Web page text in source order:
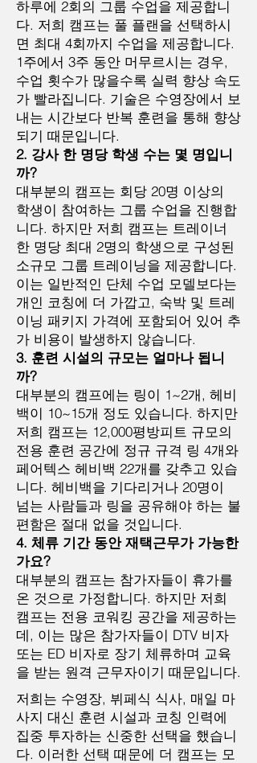
하루에 2회의 그룹 수업을 제공합니
다. 저희 캠프는 풀 플랜을 선택하시
면 최대 4회까지 수업을 제공합니다.
1주에서 3주 동안 머무르시는 경우,
수업 횟수가 많을수록 실력 향상 속도
가 빨라집니다. 기술은 수영장에서 보
내는 시간보다 반복 훈련을 통해 향상
되기 때문입니다.
2. 강사 한 명당 학생 수는 몇 명입니
까?
대부분의 캠프는 회당 20명 이상의
학생이 참여하는 그룹 수업을 진행합
니다. 하지만 저희 캠프는 트레이너
한 명당 최대 2명의 학생으로 구성된
소규모 그룹 트레이닝을 제공합니다.
이는 일반적인 단체 수업 모델보다는
개인 코칭에 더 가깝고, 숙박 및 트레
이닝 패키지 가격에 포함되어 있어 추
가 비용이 발생하지 않습니다.
3. 훈련 시설의 규모는 얼마나 됩니
까?
대부분의 캠프에는 링이 1~2개, 헤비
백이 10~15개 정도 있습니다. 하지만
저희 캠프는 12,000평방피트 규모의
전용 훈련 공간에 정규 규격 링 4개와
페어텍스 헤비백 22개를 갖추고 있습
니다. 헤비백을 기다리거나 20명이
넘는 사람들과 링을 공유해야 하는 불
편함은 절대 없을 것입니다.
4. 체류 기간 동안 재택근무가 가능한
가요?
대부분의 캠프는 참가자들이 휴가를
온 것으로 가정합니다. 하지만 저희
캠프는 전용 코워킹 공간을 제공하는
데, 이는 많은 참가자들이 DTV 비자
또는 ED 비자로 장기 체류하며 교육
을 받는 원격 근무자이기 때문입니다.
저희는 수영장, 뷔페식 식사, 매일 마
사지 대신 훈련 시설과 코칭 인력에
집중 투자하는 신중한 선택을 했습니
다. 이러한 선택 때문에 더 캠프는 모